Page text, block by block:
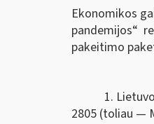
Ekonomikos
pandemijos“
pakeitimo
1.
2805 (toliau —